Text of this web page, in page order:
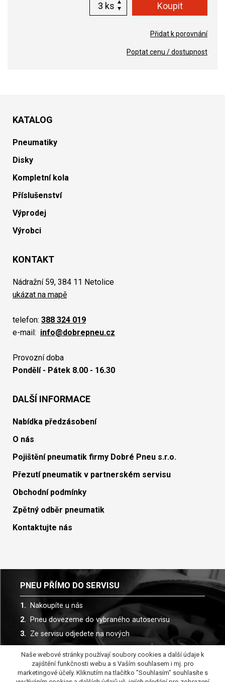
ks
Přidat k porovnání
Poptat cenu / dostupnost
KATALOG
Pneumatiky
Disky
Kompletní kola
Příslušenství
Výprodej
Výrobci
KONTAKT
Nádražní 59, 384 11 Netolice
ukázat na mapě
telefon: 388 324 019
e-mail: info@dobrepneu.cz
Provozní doba
Pondělí - Pátek 8.00 - 16.30
DALŠÍ INFORMACE
Nabídka předzásobení
O nás
Pojištění pneumatik firmy Dobré Pneu s.r.o.
Přezutí pneumatik v partnerském servisu
Obchodní podmínky
Zpětný odběr pneumatik
Kontaktujte nás
PNEU PŘÍMO DO SERVISU
Nakoupíte u nás
Pneu dovezeme do vybraného autoservisu
Ze servisu odjedete na nových
Spolupracujeme s více než 30 autoservisy
Naše webové stránky používají soubory cookies a další údaje k
zajištění funkčnosti webu a s Vaším souhlasem i mj. pro
marketingové účely. Kliknutím na tlačítko "Souhlasím" souhlasíte s